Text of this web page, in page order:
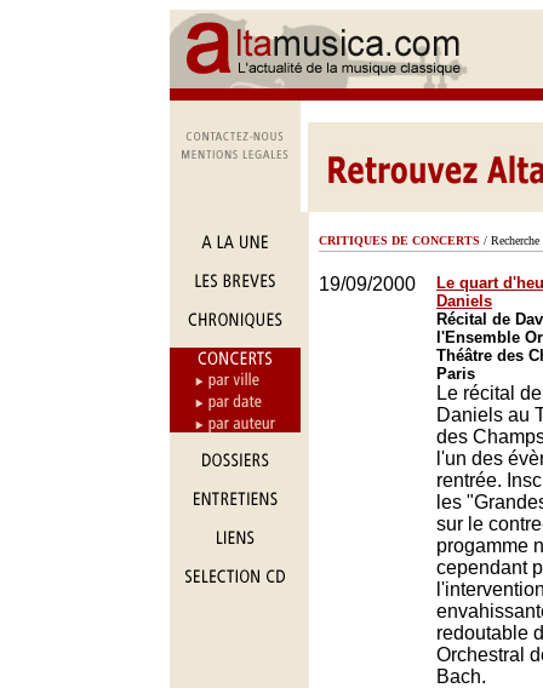
CRITIQUES DE CONCERTS / Recherche
19/09/2000
Le quart
Daniels
Récital de
l'Ensemble
Théâtre des
Paris
Le récital
Daniels au
des
l'un des
rentrée.
les
sur le
progamme
cependant
redoutable
Orchestral
Bach.